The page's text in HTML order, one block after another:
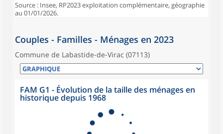
Source : Insee, RP2023 exploitation complémentaire, géographie
au 01/01/2026.
Couples - Familles - Ménages en 2023
Commune de Labastide-de-Virac (07113)
FAM G1 - Évolution de la taille des ménages en
historique depuis 1968